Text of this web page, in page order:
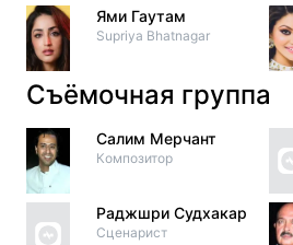
Ями Гаутам
Supriya Bhatnagar
Съёмочная группа
Салим Мерчант
Композитор
Раджшри Судхакар
Сценарист